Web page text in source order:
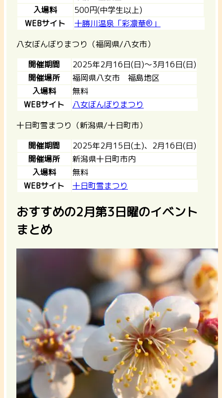
入場料
500円(中学生以上)
WEBサイト
十勝川温泉「彩凛華®」
八女ぼんぼりまつり（福岡県/八女市）
開催期間
2025年2月16日(日)～3月16日(日)
開催場所
福岡県八女市 福島地区
入場料
無料
WEBサイト
八女ぼんぼりまつり
十日町雪まつり（新潟県/十日町市）
開催期間
2025年2月15日(土)、2月16日(日)
開催場所
新潟県十日町市内
入場料
無料
WEBサイト
十日町雪まつり
おすすめの2月第3日曜のイベント
まとめ